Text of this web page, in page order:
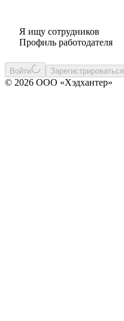
Я ищу сотрудников
Профиль работодателя
Войти Зарегистрироваться
© 2026 ООО «Хэдхантер»